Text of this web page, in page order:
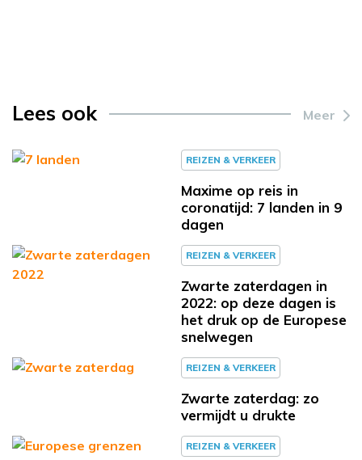
Lees ook Meer
REIZEN & VERKEER
Maxime op reis in
coronatijd: 7 landen in 9
dagen
REIZEN & VERKEER
Zwarte zaterdagen in
2022: op deze dagen is
het druk op de Europese
snelwegen
REIZEN & VERKEER
Zwarte zaterdag: zo
vermijdt u drukte
REIZEN & VERKEER